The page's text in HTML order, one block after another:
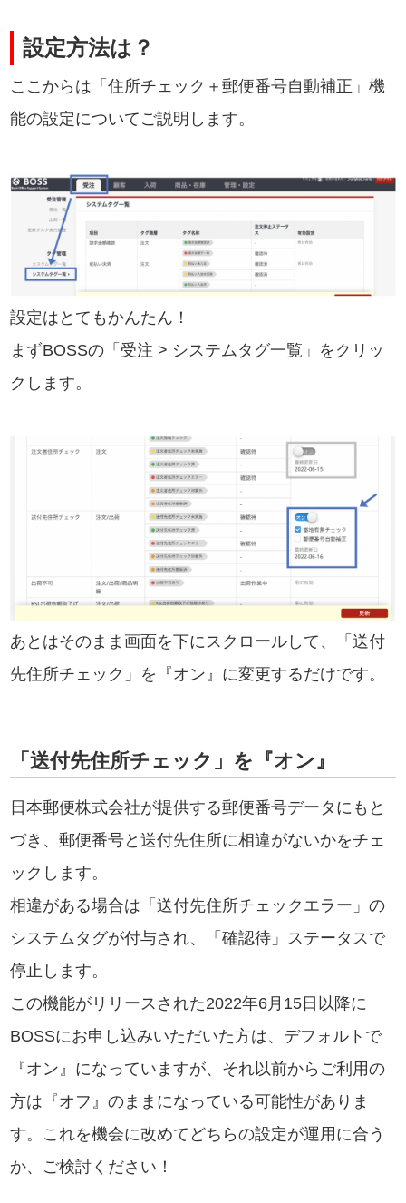
設定方法は？
ここからは「住所チェック＋郵便番号自動補正」機
能の設定についてご説明します。
設定はとてもかんたん！
まずBOSSの「受注 > システムタグ一覧」をクリッ
クします。
あとはそのまま画面を下にスクロールして、「送付
先住所チェック」を『オン』に変更するだけです。
「送付先住所チェック」を『オン』
日本郵便株式会社が提供する郵便番号データにもと
づき、郵便番号と送付先住所に相違がないかをチェ
ックします。
相違がある場合は「送付先住所チェックエラー」の
システムタグが付与され、「確認待」ステータスで
停止します。
この機能がリリースされた2022年6月15日以降に
BOSSにお申し込みいただいた方は、デフォルトで
『オン』になっていますが、それ以前からご利用の
方は『オフ』のままになっている可能性がありま
す。これを機会に改めてどちらの設定が運用に合う
か、ご検討ください！